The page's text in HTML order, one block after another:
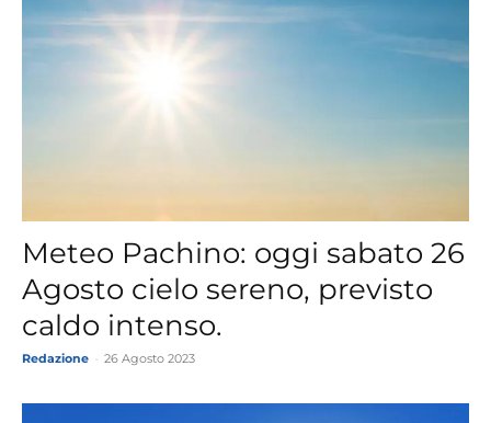
Meteo Pachino: oggi sabato 26
Agosto cielo sereno, previsto
caldo intenso.
Redazione 26 Agosto 2023